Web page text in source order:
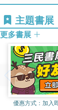
主題書展
更多書展
優惠方式： 加入